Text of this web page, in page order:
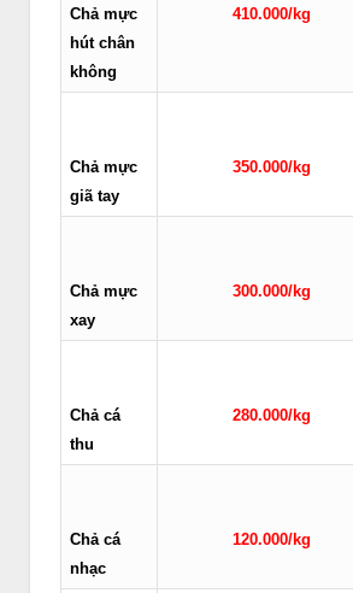
Chả mực
hút chân
không
410.000/kg
Chả mực
giã tay
350.000/kg
Chả mực
xay
300.000/kg
Chả cá
thu
280.000/kg
Chả cá
nhạc
120.000/kg